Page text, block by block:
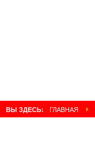
ВЫ ЗДЕСЬ: ГЛАВНАЯ